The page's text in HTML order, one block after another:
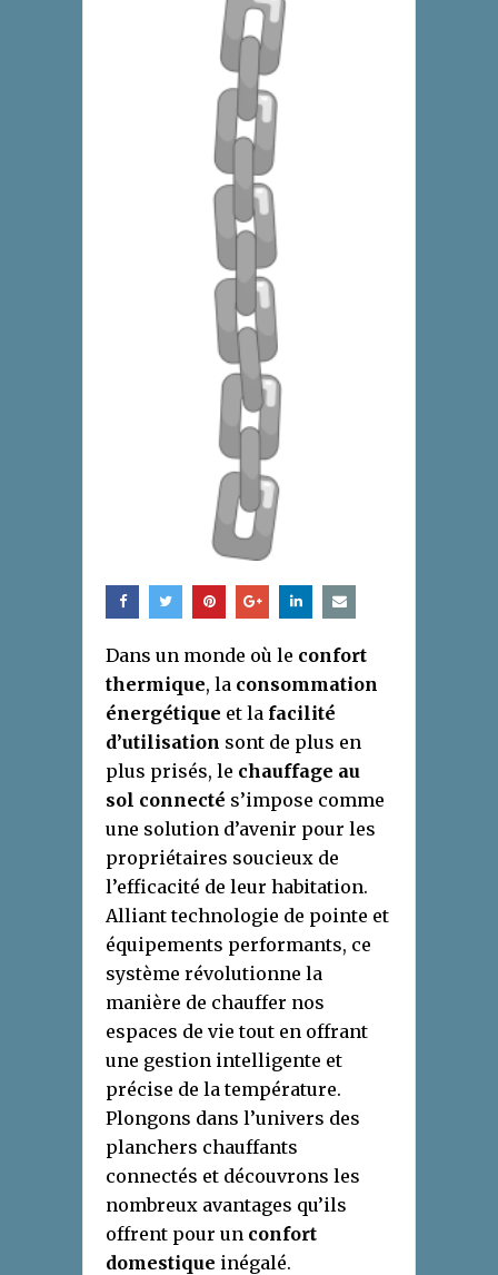
Dans un monde où le confort
thermique, la consommation
énergétique et la facilité
d’utilisation sont de plus en
plus prisés, le chauffage au
sol connecté s’impose comme
une solution d’avenir pour les
propriétaires soucieux de
l’efficacité de leur habitation.
Alliant technologie de pointe et
équipements performants, ce
système révolutionne la
manière de chauffer nos
espaces de vie tout en offrant
une gestion intelligente et
précise de la température.
Plongons dans l’univers des
planchers chauffants
connectés et découvrons les
nombreux avantages qu’ils
offrent pour un confort
domestique inégalé.